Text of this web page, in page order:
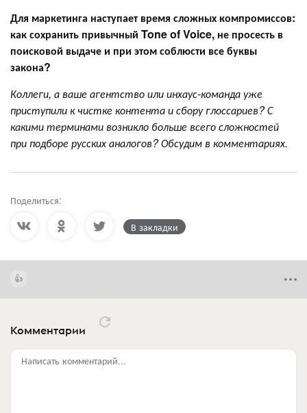
Для маркетинга наступает время сложных компромиссов:
как сохранить привычный Tone of Voice, не просесть в
поисковой выдаче и при этом соблюсти все буквы
закона?
Коллеги, а ваше агентство или инхаус-команда уже
приступили к чистке контента и сбору глоссариев? С
какими терминами возникло больше всего сложностей
при подборе русских аналогов? Обсудим в комментариях.
Поделиться:
В закладки
Комментарии
Написать комментарий...